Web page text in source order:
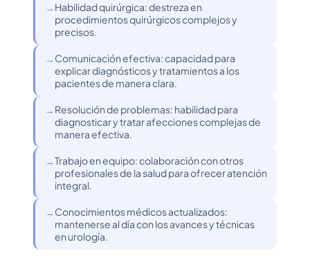
Habilidad quirúrgica: destreza en
procedimientos quirúrgicos complejos y
precisos.
Comunicación efectiva: capacidad para
explicar diagnósticos y tratamientos a los
pacientes de manera clara.
Resolución de problemas: habilidad para
diagnosticar y tratar afecciones complejas de
manera efectiva.
Trabajo en equipo: colaboración con otros
profesionales de la salud para ofrecer atención
integral.
Conocimientos médicos actualizados:
mantenerse al día con los avances y técnicas
en urología.